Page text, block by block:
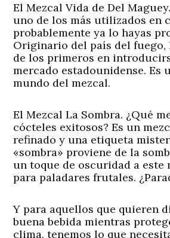
El Mezcal Vida de Del
uno de los más utilizados en
probablemente ya lo hayas
Originario del país del fuego,
de los primeros en
mercado estadounidense. Es
mundo del mezcal.
El Mezcal La Sombra. ¿Qué
cócteles exitosos? Es un
refinado y una etiqueta
«sombra» proviene de la
un toque de oscuridad a este
para paladares frutales.
Y para aquellos que quieren
buena bebida mientras
clima, tenemos lo que